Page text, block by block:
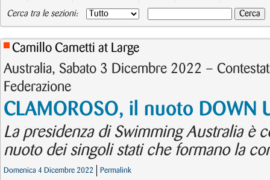
Cerca tra le sezioni:
Camillo Cametti at Large
Australia, Sabato 3 Dicembre 2022 –
Federazione
CLAMOROSO, il nuoto DOWN
La presidenza di Swimming Australia è
nuoto dei singoli stati che formano la
Domenica 4 Dicembre 2022 Permalink